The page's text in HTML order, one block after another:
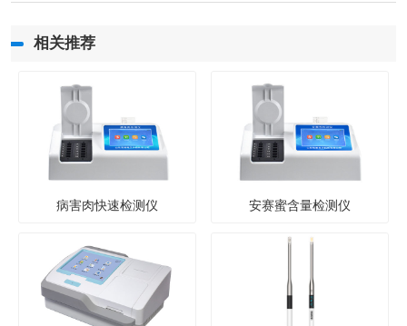
相关推荐
病害肉快速检测仪 安赛蜜含量检测仪